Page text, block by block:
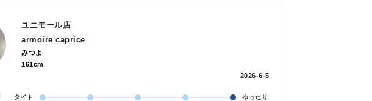
ユニモール店
armoire caprice
みつよ
161cm
2026-6-5
タイト ゆったり